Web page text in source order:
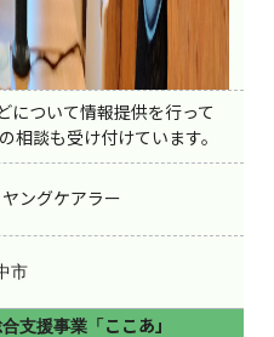
について情報提供を行って
相談も受け付けています。
ングケアラー
市
支援事業「ここあ」